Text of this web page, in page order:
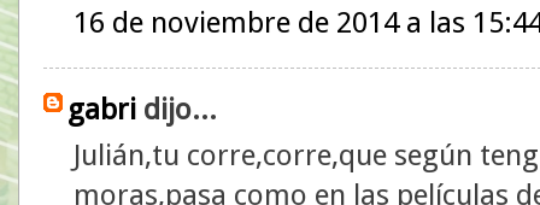
16 de noviembre de 2014 a las
gabri dijo...
Julián,tu corre,corre,que según
moras,pasa como en las películas